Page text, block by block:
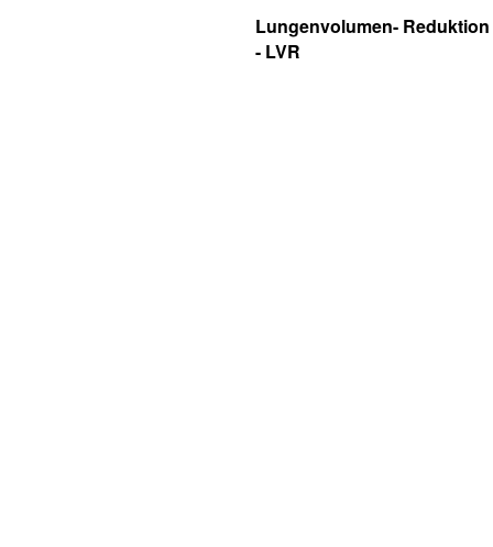
Lungenvolumen- Reduktion
- LVR